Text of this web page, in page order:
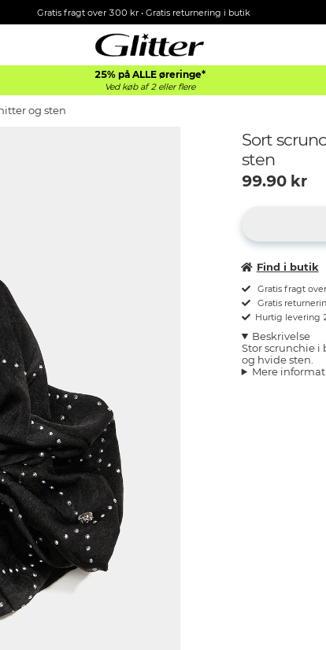
Gratis fragt over 300 kr • Gratis returnering i butik
25% på ALLE øreringe*
Ved køb af 2 eller flere
og sten
Sort
sten
99.90kr
Find i butik
Gratis fragt
Gratis
Hurtig levering
Beskrivelse
Stor scrunchie i
og hvide sten.
Mere